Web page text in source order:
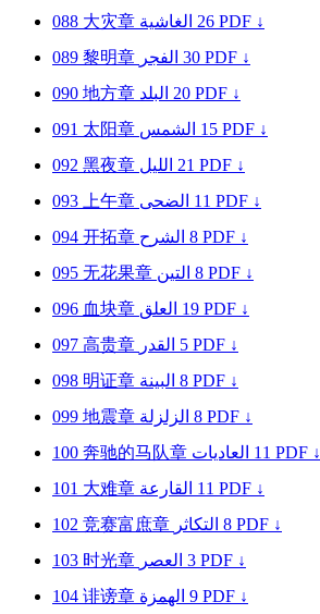
088 大灾章 الغاشية 26 PDF ↓
089 黎明章 الفجر 30 PDF ↓
090 地方章 البلد 20 PDF ↓
091 太阳章 الشمس 15 PDF ↓
092 黑夜章 الليل 21 PDF ↓
093
上午章 الضحى 11 PDF ↓
094 开拓章 الشرح 8 PDF ↓
095 无花果章 التين 8 PDF ↓
096 血块章 العلق 19 PDF ↓
097 高贵章 القدر 5 PDF ↓
098 明证章 البينة 8 PDF ↓
099 地震章 الزلزلة 8 PDF ↓
100 奔驰的马队章 العاديات 11 PDF ↓
101 大难章 القارعة 11 PDF ↓
102 竞赛富庶章 التكاثر 8 PDF ↓
103 时光章 العصر 3 PDF ↓
104 诽谤章 الهمزة 9 PDF ↓